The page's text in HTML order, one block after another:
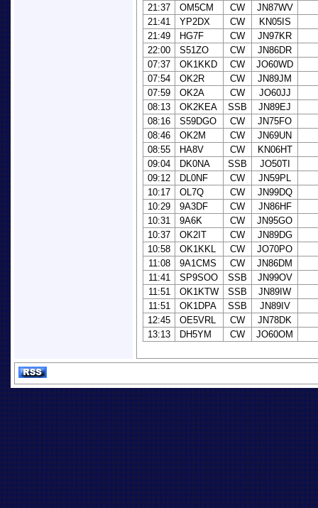
21:37
OM5CM CW
JN87WV
21:41
YP2DX CW
KN05IS
21:49
HG7F CW
JN97KR
22:00
S51ZO CW
JN86DR
07:37
OK1KKD CW
JO60WD
07:54
OK2R CW
JN89JM
07:59
OK2A CW
JO60JJ
08:13
OK2KEA SSB
JN89EJ
08:16
S59DGO CW
JN75FO
08:46
OK2M CW
JN69UN
08:55
HA8V CW
KN06HT
09:04
DK0NA SSB
JO50TI
09:12
DL0NF CW
JN59PL
10:17
OL7Q CW
JN99DQ
10:29
9A3DF CW
JN86HF
10:31
9A6K CW
JN95GO
10:37
OK2IT CW
JN89DG
10:58
OK1KKL CW
JO70PO
11:08
9A1CMS CW
JN86DM
11:41
SP9SOO SSB
JN99OV
11:51
OK1KTW SSB
JN89IW
11:51
OK1DPA SSB
JN89IV
12:45
OE5VRL CW
JN78DK
13:13
DH5YM CW JO60OM